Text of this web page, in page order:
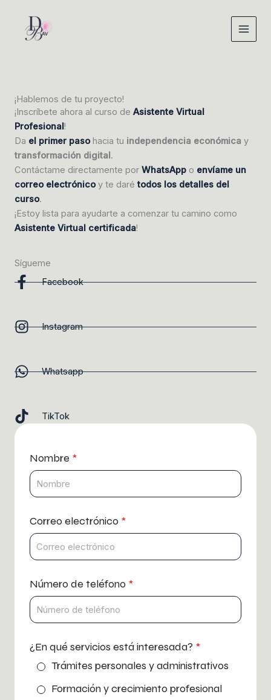
contenido
¡Hablemos de tu proyecto!
¡Inscríbete ahora al curso de Asistente Virtual
Profesional!
Da el primer pasohacia tu independencia económica y
transformación digital.
Contáctame directamente por WhatsApp o envíame un
correo electrónicoy te darétodos los detalles del
curso.
¡Estoy lista para ayudarte a comenzar tu camino como
Asistente Virtual certificada!
Sígueme
Facebook
Instagram
Whatsapp
TikTok
Nombre *
Correo electrónico *
Número de teléfono *
M
¿En qué servicios está interesada? *
Trámites personales y administrativos
Formación y crecimiento profesional